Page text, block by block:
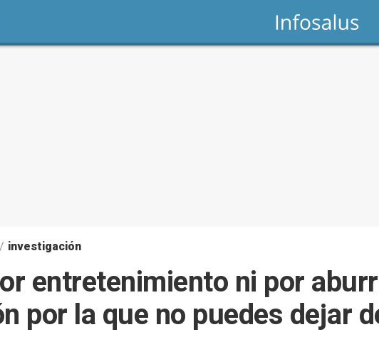
/ investigación
entretenimiento ni por
por la que no puedes dejar